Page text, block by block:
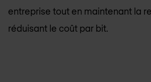
entreprise tout en maintenant la
réduisant le coût par bit.